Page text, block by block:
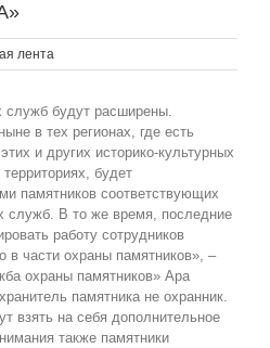
лента
служб будут расширены.
в тех регионах, где есть
и других историко-культурных
будет
памятников соответствующих
служб. В то же время, последние
работу сотрудников
в части охраны памятников», –
охраны памятников» Ара
памятника не охранник.
взять на себя дополнительное
также памятники